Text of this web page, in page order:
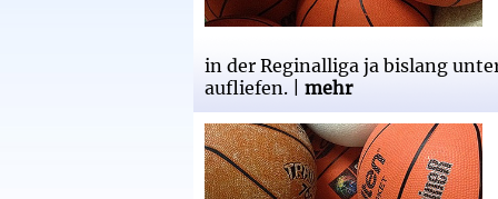
in der Reginalliga ja bislang
aufliefen. | mehr
Der Spielmacher bleibt -